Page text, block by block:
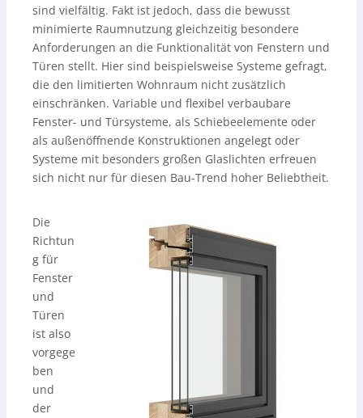
sind vielfältig. Fakt ist jedoch, dass die bewusst
minimierte Raumnutzung gleichzeitig besondere
Anforderungen an die Funktionalität von Fenstern und
Türen stellt. Hier sind beispielsweise Systeme gefragt,
die den limitierten Wohnraum nicht zusätzlich
einschränken. Variable und flexibel verbaubare
Fenster- und Türsysteme, als Schiebeelemente oder
als außenöffnende Konstruktionen angelegt oder
Systeme mit besonders großen Glaslichten erfreuen
sich nicht nur für diesen Bau-Trend hoher Beliebtheit.
Die
Richtun
g für
Fenster
und
Türen
ist also
vorgege
ben
und
der